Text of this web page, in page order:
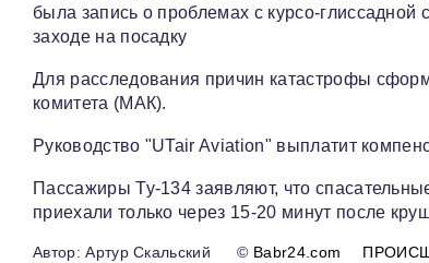
была запись о проблемах с курсо-
заходе на посадку
Для расследования причин катастрофы
комитета (МАК).
Руководство "UTair Aviation" выплатит
Пассажиры Ту-134 заявляют, что
приехали только через 15-20 минут после
Артур Скальский © Babr24.com